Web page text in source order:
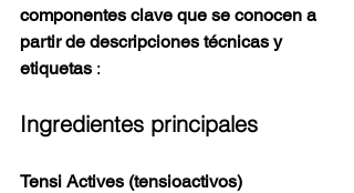
componentes clave que se conocen a
partir de descripciones técnicas y
etiquetas :
Ingredientes principales
Tensi Actives (tensioactivos)